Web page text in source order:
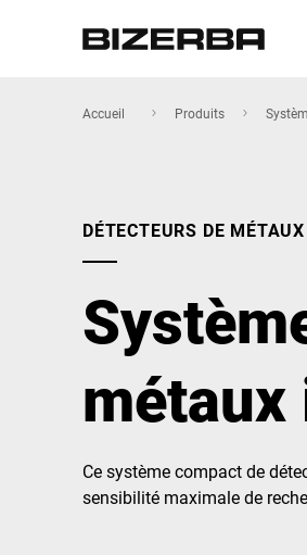
Amérique
Asie
Australie
Afrique
Accueil Produits
DÉTECTEURS DE MÉTAUX
métaux
Ce système compact de
sensibilité maximale de